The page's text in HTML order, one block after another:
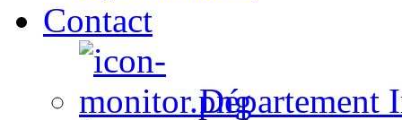
Contact
Département